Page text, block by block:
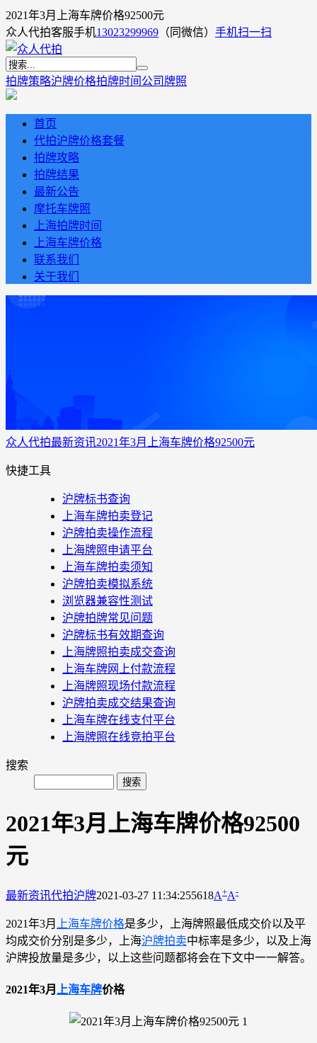
2021年3月上海车牌价格92500元
众人代拍客服手机13023299969 （同微信） 手机扫一扫
拍牌策略沪牌价格拍牌时间 公司牌照
首页
代拍沪牌价格套餐
拍牌攻略
拍牌结果
最新公告
摩托车牌照
上海拍牌时间
上海车牌价格
联系我们
关于我们
众人代拍最新资讯2021年3月上海车牌价格92500元
快捷工具
沪牌标书查询
上海车牌拍卖登记
沪牌拍卖操作流程
上海牌照申请平台
上海车牌拍卖须知
沪牌拍卖模拟系统
浏览器兼容性测试
沪牌拍牌常见问题
沪牌标书有效期查询
上海牌照拍卖成交查询
上海车牌网上付款流程
上海牌照现场付款流程
沪牌拍卖成交结果查询
上海车牌在线支付平台
上海牌照在线竞拍平台
搜索
2021年3月上海车牌价格92500
元
最新资讯代拍沪牌2021-03-27 11:34:255618A+A-
2021年3月 上海车牌价格是多少，上海牌照最低成交价以及平
均成交价分别是多少，上海沪牌拍卖中标率是多少，以及上海
沪牌投放量是多少，以上这些问题都将会在下文中一一解答。
2021年3月 上海车牌价格